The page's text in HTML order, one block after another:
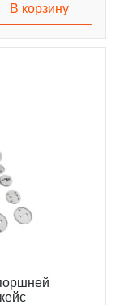
В корзину